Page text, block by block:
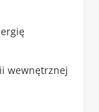
wewnętrznej